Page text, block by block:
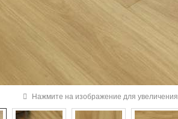
Нажмите на изображение для увеличения